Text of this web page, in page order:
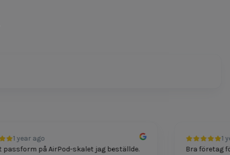
1 year ago
på AirPod-skalet jag beställde.
1
Bra företag för